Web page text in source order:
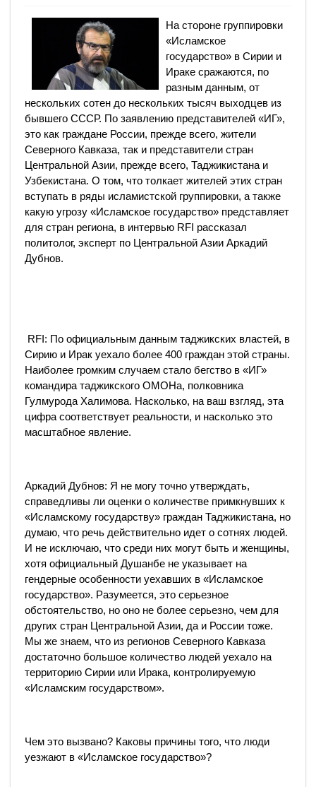
На стороне группировки
«Исламское
государство» в Сирии и
Ираке сражаются, по
разным данным, от
нескольких сотен до нескольких тысяч выходцев из
бывшего СССР. По заявлению представителей «ИГ»,
это как граждане России, прежде всего, жители
Северного Кавказа, так и представители стран
Центральной Азии, прежде всего, Таджикистана и
Узбекистана. О том, что толкает жителей этих стран
вступать в ряды исламистской группировки, а также
какую угрозу «Исламское государство» представляет
для стран региона, в интервью RFI рассказал
политолог, эксперт по Центральной Азии Аркадий
Дубнов.
RFI: По официальным данным таджикских властей, в
Сирию и Ирак уехало более 400 граждан этой страны.
Наиболее громким случаем стало бегство в «ИГ»
командира таджикского ОМОНа, полковника
Гулмурода Халимова. Насколько, на ваш взгляд, эта
цифра соответствует реальности, и насколько это
масштабное явление.
Аркадий Дубнов: Я не могу точно утверждать,
справедливы ли оценки о количестве примкнувших к
«Исламскому государству» граждан Таджикистана, но
думаю, что речь действительно идет о сотнях людей.
И не исключаю, что среди них могут быть и женщины,
хотя официальный Душанбе не указывает на
гендерные особенности уехавших в «Исламское
государство». Разумеется, это серьезное
обстоятельство, но оно не более серьезно, чем для
других стран Центральной Азии, да и России тоже.
Мы же знаем, что из регионов Северного Кавказа
достаточно большое количество людей уехало на
территорию Сирии или Ирака, контролируемую
«Исламским государством».
Чем это вызвано? Каковы причины того, что люди
уезжают в «Исламское государство»?